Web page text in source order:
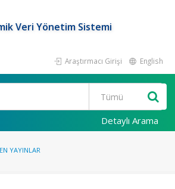
Veri Yönetim Sistemi
Araştırmacı Girişi English
Detaylı Arama
YAYINLAR